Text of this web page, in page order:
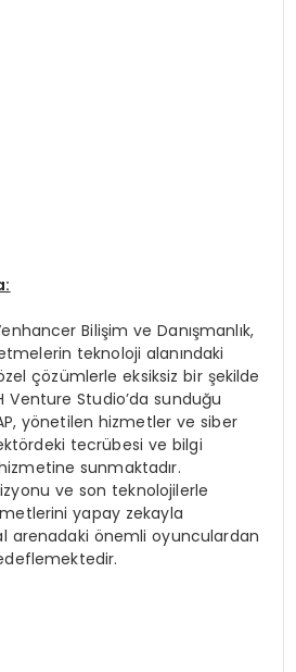
Bilişim ve Danışmanlık,
teknoloji alanındaki
çözümlerle eksiksiz bir şekilde
Venture Studio’da sunduğu
yönetilen hizmetler ve siber
tecrübesi ve bilgi
sunmaktadır.
ve son teknolojilerle
yapay zekayla
arenadaki önemli oyunculardan